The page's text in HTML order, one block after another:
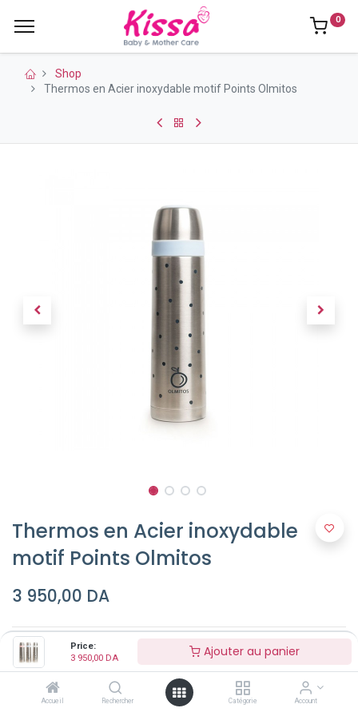
Price:
3 950,00 DA Ajouter au panier
Accueil Rechercher Catégorie Account
0
Shop
Thermos en Acier inoxydable motif Points Olmitos
Thermos en Acier inoxydable
motif Points Olmitos
3 950,00 DA
Couleur